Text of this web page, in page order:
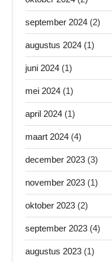
september 2024(2)
augustus 2024(1)
juni 2024(1)
mei 2024(1)
april 2024(1)
maart 2024(4)
december 2023(3)
november 2023(1)
oktober 2023(2)
september 2023(4)
augustus 2023(1)